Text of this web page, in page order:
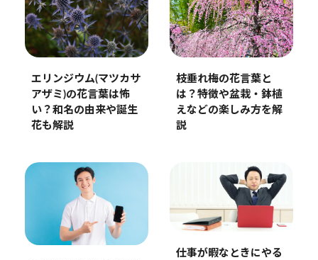
エリンジウム(マツカサ
アザミ)の花言葉は怖
い？和名の由来や誕生
花も解説
枝垂れ梅の花言葉と
は？特徴や盆栽・鉢植
えなどの楽しみ方を解
説
仕事が暇なときにやる